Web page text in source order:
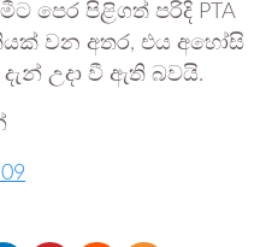
පෙර පිළිගත් පරිදි PTA
වන අතර, එය අහෝසි
උදා වී ඇති බවයි.